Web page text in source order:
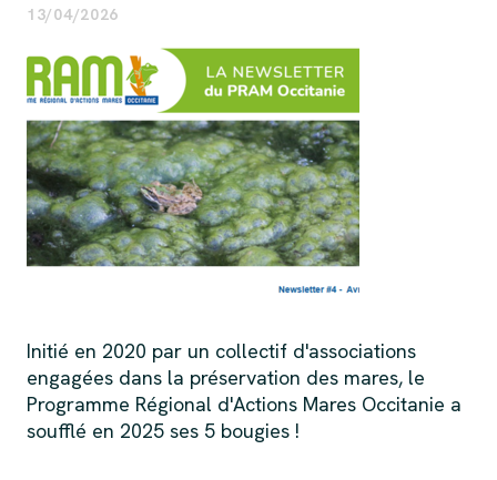
13/04/2026
Initié en 2020 par un collectif d'associations
engagées dans la préservation des mares, le
Programme Régional d'Actions Mares Occitanie a
soufflé en 2025 ses 5 bougies !